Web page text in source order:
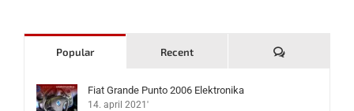
Popular Recent Komentari
Fiat Grande Punto 2006 Elektronika
14. april 2021'